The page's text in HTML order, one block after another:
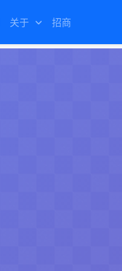
关于 招商